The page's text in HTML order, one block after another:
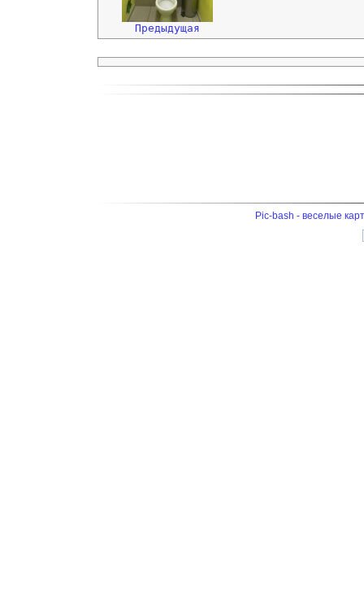
Предыдущая
Pic-bash - веселые